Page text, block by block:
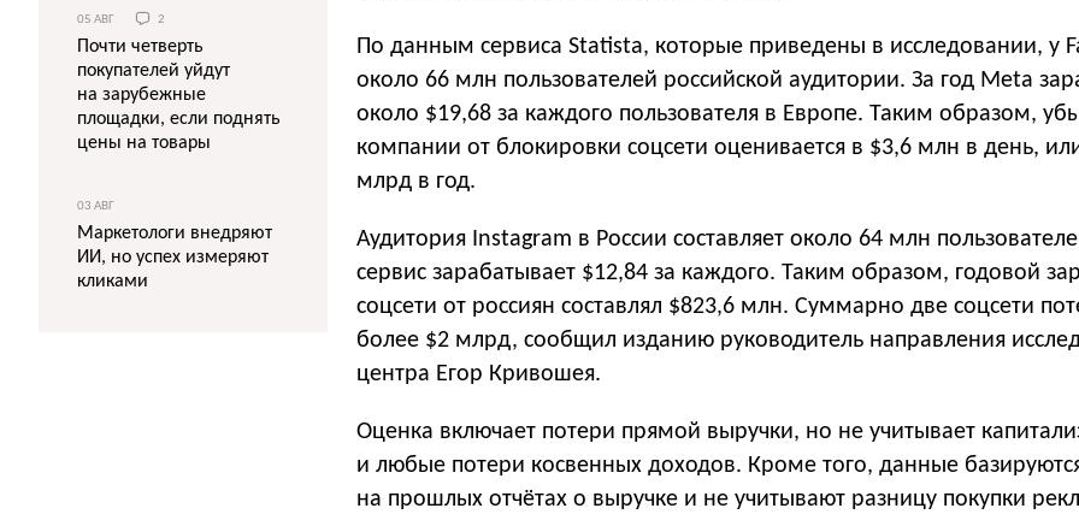
По данным сервиса Statista, которые приведены в исследовании, у
около 66 млн пользователей российской аудитории. За год Meta
около $19,68 за каждого пользователя в Европе. Таким образом,
компании от блокировки соцсети оценивается в $3,6 млн в день,
млрд в год.
Аудитория Instagram в России составляет около 64 млн
сервис зарабатывает $12,84 за каждого. Таким образом, годовой
соцсети от россиян составлял $823,6 млн. Суммарно две соцсети
более $2 млрд, сообщил изданию руководитель направления
центра Егор Кривошея.
Оценка включает потери прямой выручки, но не учитывает
и любые потери косвенных доходов. Кроме того, данные
на прошлых отчётах о выручке и не учитывают разницу покупки
05 АВГ 2
Почти четверть
покупателей уйдут
на зарубежные
площадки, если поднять
цены на товары
03 АВГ
Маркетологи внедряют
ИИ, но успех измеряют
кликами